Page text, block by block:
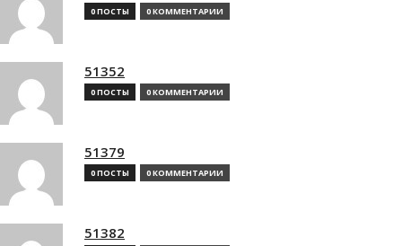
0 ПОСТЫ 0 КОММЕНТАРИИ
51352
0 ПОСТЫ 0 КОММЕНТАРИИ
51379
0 ПОСТЫ 0 КОММЕНТАРИИ
51382